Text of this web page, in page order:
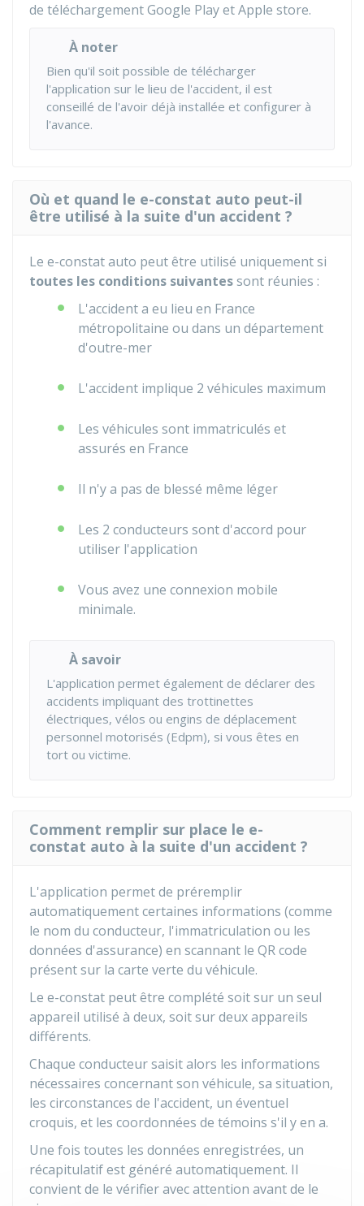
de téléchargement Google Play et Apple store.
À noter
Bien qu'il soit possible de télécharger
l'application sur le lieu de l'accident, il est
conseillé de l'avoir déjà installée et configurer à
l'avance.
Où et quand le e-constat auto peut-il
être utilisé à la suite d'un accident ?
Le e-constat auto peut être utilisé uniquement si
toutes les conditions suivantessont réunies :
L'accident a eu lieu en France
métropolitaine ou dans un département
d'outre-mer
L'accident implique 2 véhicules maximum
Les véhicules sont immatriculés et
assurés en France
Il n'y a pas de blessé même léger
Les 2 conducteurs sont d'accord pour
utiliser l'application
Vous avez une connexion mobile
minimale.
À savoir
L'application permet également de déclarer des
accidents impliquant des trottinettes
électriques, vélos ou engins de déplacement
personnel motorisés (Edpm), si vous êtes en
tort ou victime.
Comment remplir sur place le e-
constat auto à la suite d'un accident ?
L'application permet de préremplir
automatiquement certaines informations (comme
le nom du conducteur, l'immatriculation ou les
données d'assurance) en scannant le QR code
présent sur la carte verte du véhicule.
Le e-constat peut être complété soit sur un seul
appareil utilisé à deux, soit sur deux appareils
différents.
Chaque conducteur saisit alors les informations
nécessaires concernant son véhicule, sa situation,
les circonstances de l'accident, un éventuel
croquis, et les coordonnées de témoins s'il y en a.
Une fois toutes les données enregistrées, un
récapitulatif est généré automatiquement. Il
convient de le vérifier avec attention avant de le